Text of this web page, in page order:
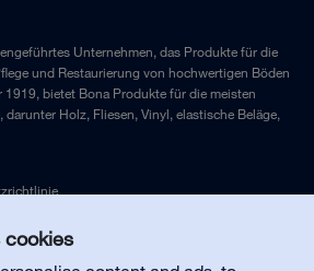
cookies
Unternehmen, das Produkte für die
und Restaurierung von hochwertigen Böden
bietet Bona Produkte für die meisten
Holz, Fliesen, Vinyl, elastische Beläge,